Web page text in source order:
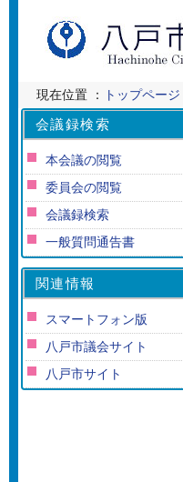
現在位置 ： トップページ
会議録検索
本会議の閲覧
委員会の閲覧
会議録検索
一般質問通告書
関連情報
スマートフォン版
八戸市議会サイト
八戸市サイト